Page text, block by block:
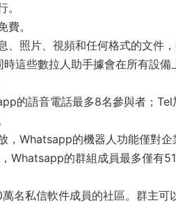
。
照片、視頻和任何格式的文件
這些數拉人助手據會在所有設
的語音電話最多8名參與者；
Whatsapp的機器人功能僅對企
Whatsapp的群組成員最多僅有
名私信軟件成員的社區。群主可